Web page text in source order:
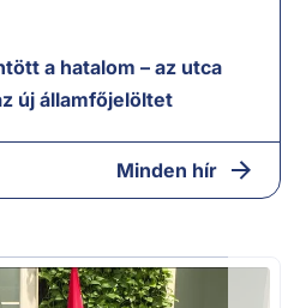
a hatalom – az utca
új államfőjelöltet
Minden hír